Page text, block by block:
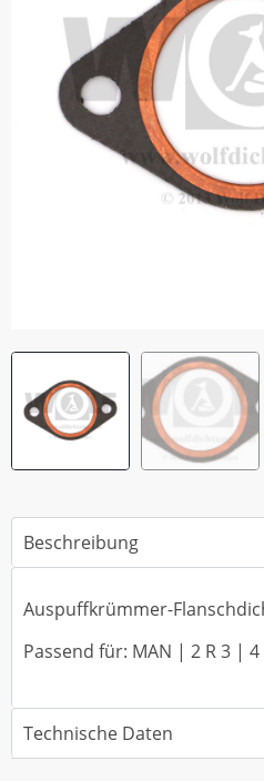
Beschreibung
Auspuffkrümmer-
Passend für: MAN | 2 R 3 | 4
Technische Daten